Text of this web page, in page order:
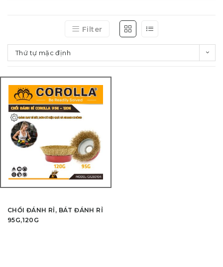
Filter
Thứ tự mặc định
CHỔI ĐÁNH RỈ, BÁT ĐÁNH RỈ
95G,120G